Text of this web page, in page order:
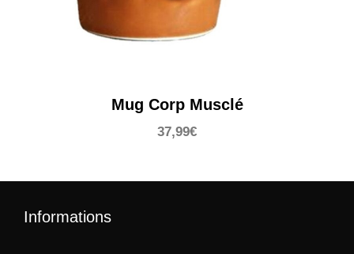
Mug Corp Musclé
37,99€
Informations